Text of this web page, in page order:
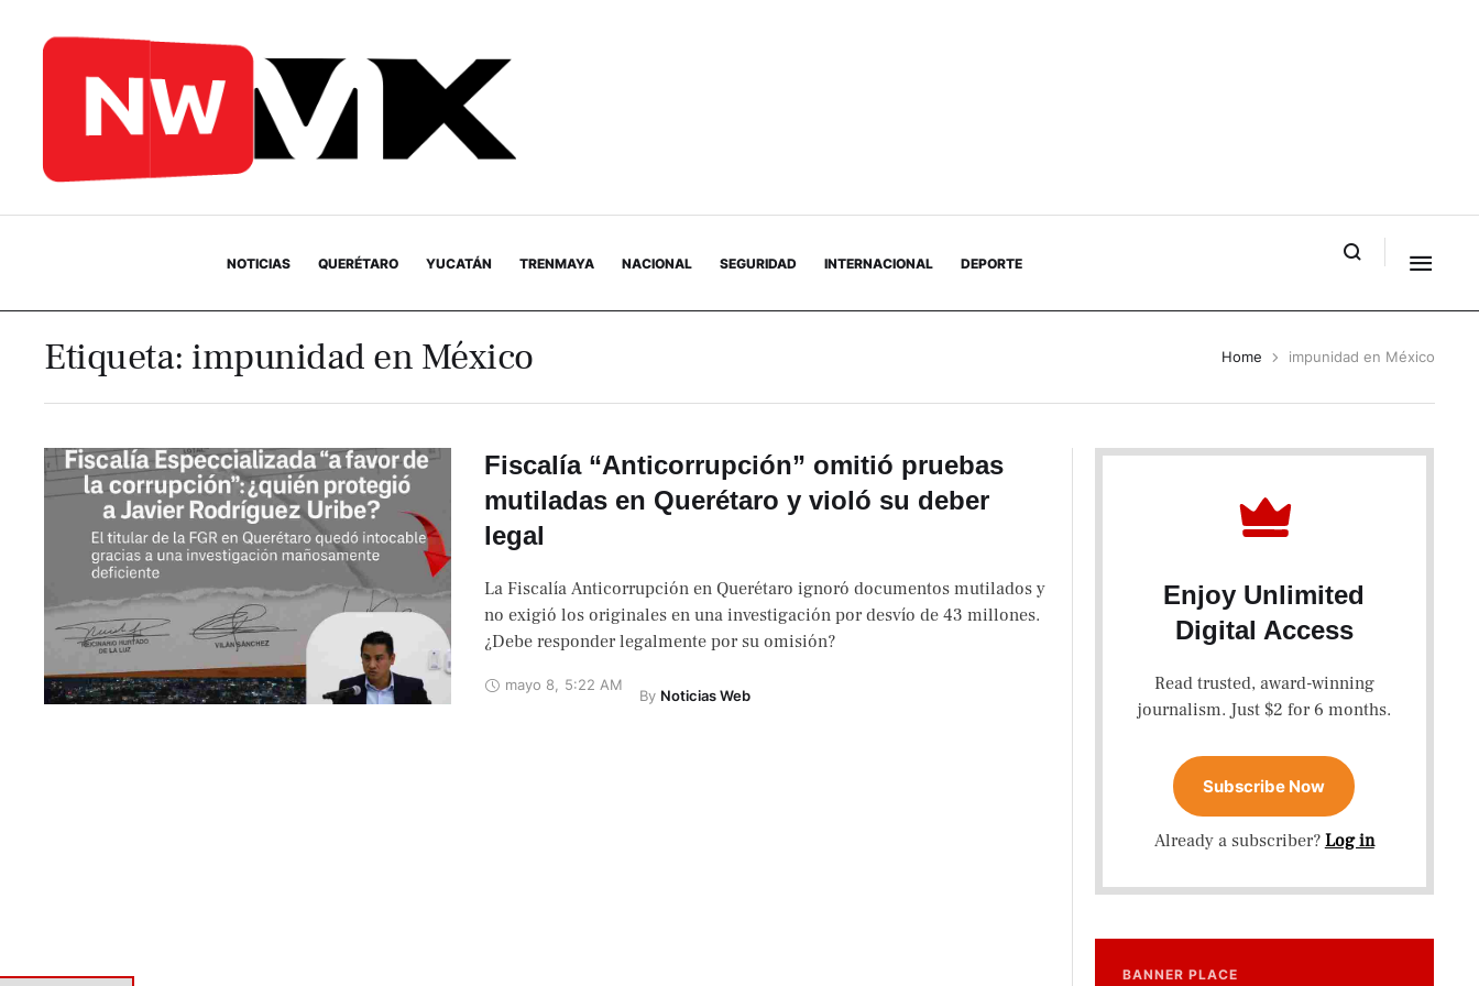
NOTICIAS QUERÉTARO YUCATÁN TRENMAYA NACIONAL SEGURIDAD INTERNACIONAL DEPORTE
Etiqueta: impunidad en México Home impunidad en México
Fiscalía “Anticorrupción” omitió pruebas
mutiladas en Querétaro y violó su deber
legal
La Fiscalía Anticorrupción en Querétaro ignoró documentos mutilados y
no exigió los originales en una investigación por desvío de 43 millones.
¿Debe responder legalmente por su omisión?
mayo 8 5:22 AM
By Noticias Web
Enjoy Unlimited
Digital Access
Read trusted, award-winning
journalism. Just $2 for 6 months.
Subscribe Now
Already a subscriber? Log in
BANNER PLACE